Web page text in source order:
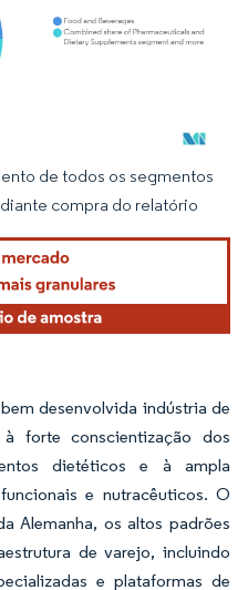
atribuição conforme CC BY 4.0.
de todos os segmentos
compra do relatório
desenvolvida indústria de
forte conscientização dos
dietéticos e à ampla
e nutracêuticos. O
Alemanha, os altos padrões
de varejo, incluindo
e plataformas de